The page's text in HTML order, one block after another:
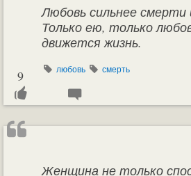
Любовь сильнее
Только ею, только
движется жизнь.
любовь смерть
9
Женщина не только